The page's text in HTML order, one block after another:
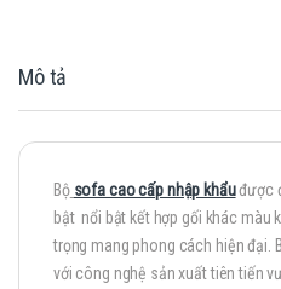
Mô tả
Bộ sofa cao cấp nhập khẩuđược
bật nổi bật kết hợp gối khác màu
trọng mang phong cách hiện đại.
với công nghệ sản xuất tiên tiến